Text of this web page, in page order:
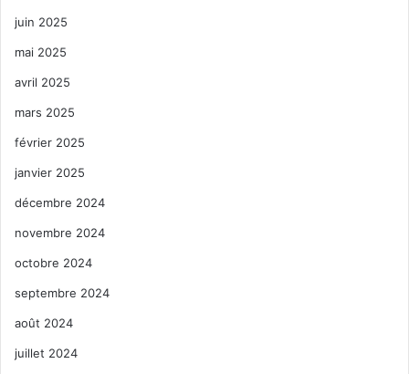
juin 2025
mai 2025
avril 2025
mars 2025
février 2025
janvier 2025
décembre 2024
novembre 2024
octobre 2024
septembre 2024
août 2024
juillet 2024